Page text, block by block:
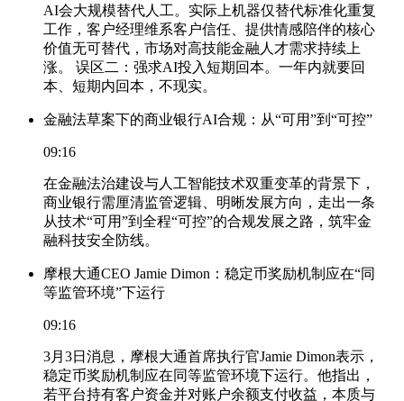
AI会大规模替代人工。实际上机器仅替代标准化重复
工作，客户经理维系客户信任、提供情感陪伴的核心
价值无可替代，市场对高技能金融人才需求持续上
涨。 误区二：强求AI投入短期回本。一年内就要回
本、短期内回本，不现实。
金融法草案下的商业银行AI合规：从“可用”到“可控”
09:16
在金融法治建设与人工智能技术双重变革的背景下，
商业银行需厘清监管逻辑、明晰发展方向，走出一条
从技术“可用”到全程“可控”的合规发展之路，筑牢金
融科技安全防线。
摩根大通CEO Jamie Dimon：稳定币奖励机制应在“同
等监管环境”下运行
09:16
3月3日消息，摩根大通首席执行官Jamie Dimon表示，
稳定币奖励机制应在同等监管环境下运行。他指出，
若平台持有客户资金并对账户余额支付收益，本质与